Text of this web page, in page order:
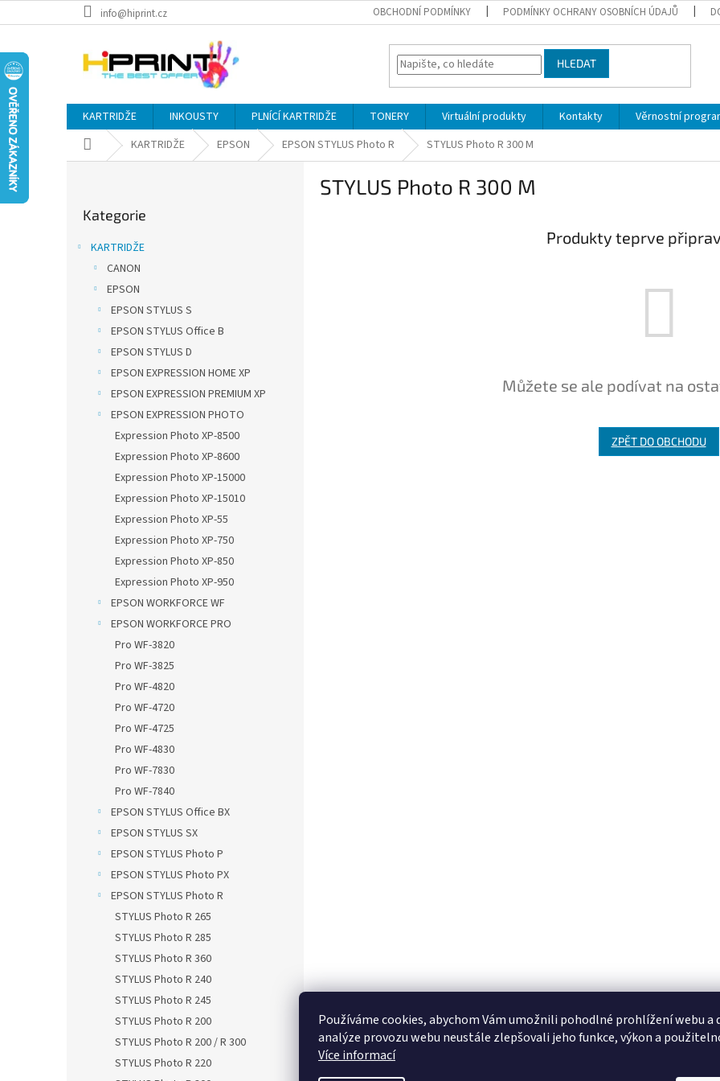
Používáme cookies, abychom Vám umožnili pohodlné prohlížení webu a
analýze provozu webu neustále zlepšovali jeho funkce, výkon a
Více informací
na
info@hiprint.cz OBCHODNÍ PODMÍNKY PODMÍNKY OCHRANY OSOBNÍCH ÚDAJŮ
HLEDAT
KARTRIDŽE INKOUSTY PLNÍCÍ KARTRIDŽE TONERY Virtuální produkty Kontakty Věrnostní
Domů KARTRIDŽE EPSON EPSON STYLUS Photo R STYLUS Photo R 300 M
kategorie
Kategorie
KARTRIDŽE
CANON
EPSON
EPSON STYLUS S
EPSON STYLUS Office B
EPSON STYLUS D
EPSON EXPRESSION HOME XP
EPSON EXPRESSION PREMIUM XP
EPSON EXPRESSION PHOTO
Expression Photo XP-8500
Expression Photo XP-8600
Expression Photo XP-15000
Expression Photo XP-15010
Expression Photo XP-55
Expression Photo XP-750
Expression Photo XP-850
Expression Photo XP-950
EPSON WORKFORCE WF
EPSON WORKFORCE PRO
Pro WF-3820
Pro WF-3825
Pro WF-4820
Pro WF-4720
Pro WF-4725
Pro WF-4830
Pro WF-7830
Pro WF-7840
EPSON STYLUS Office BX
EPSON STYLUS SX
EPSON STYLUS Photo P
EPSON STYLUS Photo PX
EPSON STYLUS Photo R
STYLUS Photo R 265
STYLUS Photo R 285
STYLUS Photo R 360
STYLUS Photo R 240
STYLUS Photo R 245
STYLUS Photo R 200
STYLUS Photo R 200 / R 300
STYLUS Photo R 220
STYLUS Photo R 300 M
Produkty teprve
Můžete se ale podívat na
ZPĚT DO OBCHODU